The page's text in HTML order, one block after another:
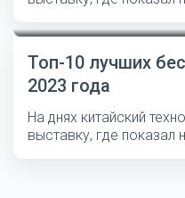
Топ-10 лучших
2023 года
На днях китайский
выставку, где показал